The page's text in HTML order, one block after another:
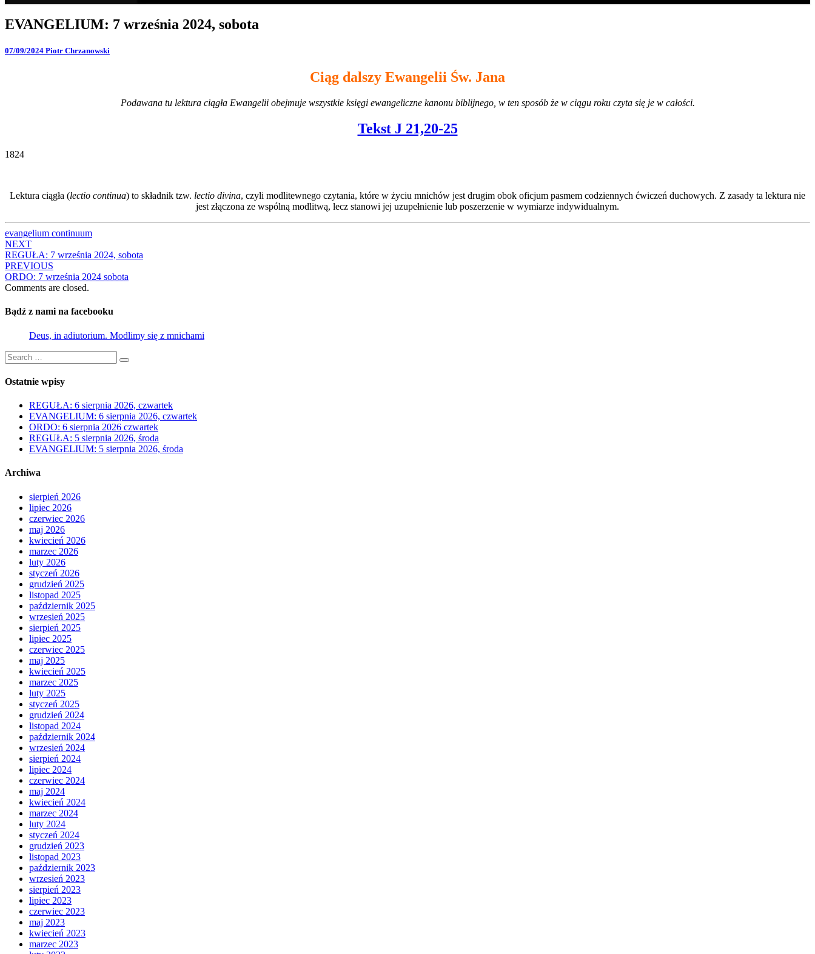
EVANGELIUM:
7
2024,
EVANGELIUM: 7 września 2024, sobota
07/09/2024 Piotr Chrzanowski
Ciąg dalszy Ewangelii Św. Jana
Podawana tu lektura ciągła Ewangelii obejmuje wszystkie księgi ewangeliczne kanonu biblijnego, w ten sposób że w ciągu roku czyta się je w całości.
Tekst J 21,20-25
1824
Lektura ciągła (lectio continua) to składnik tzw. lectio divina, czyli modlitewnego czytania, które w życiu mnichów jest drugim obok oficjum pasmem codziennych ćwiczeń duchowych. Z zasady ta lektura nie
jest złączona ze wspólną modlitwą, lecz stanowi jej uzupełnienie lub poszerzenie w wymiarze indywidualnym.
evangelium continuum
Post
navigation
NEXT
REGUŁA: 7 września 2024, sobota
PREVIOUS
ORDO: 7 września 2024 sobota
Comments are closed.
Bądź z nami na facebooku
Deus, in adiutorium. Modlimy się z mnichami
Search
for:
Search
Ostatnie wpisy
REGUŁA: 6 sierpnia 2026, czwartek
EVANGELIUM: 6 sierpnia 2026, czwartek
ORDO: 6 sierpnia 2026 czwartek
REGUŁA: 5 sierpnia 2026, środa
EVANGELIUM: 5 sierpnia 2026, środa
Archiwa
sierpień 2026
lipiec 2026
czerwiec 2026
maj 2026
kwiecień 2026
marzec 2026
luty 2026
styczeń 2026
grudzień 2025
listopad 2025
październik 2025
wrzesień 2025
sierpień 2025
lipiec 2025
czerwiec 2025
maj 2025
kwiecień 2025
marzec 2025
luty 2025
styczeń 2025
grudzień 2024
listopad 2024
październik 2024
wrzesień 2024
sierpień 2024
lipiec 2024
czerwiec 2024
maj 2024
kwiecień 2024
marzec 2024
luty 2024
styczeń 2024
grudzień 2023
listopad 2023
październik 2023
wrzesień 2023
sierpień 2023
lipiec 2023
czerwiec 2023
maj 2023
kwiecień 2023
marzec 2023